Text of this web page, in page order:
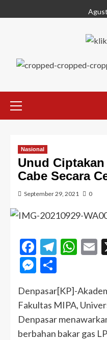
Nasional
Unud
Cabe Secara
September 29, 2021 0
Facebook
Messenger
Denpasar[KP]-
Fakultas MIPA,
Denpasar
berbahan bakar gas